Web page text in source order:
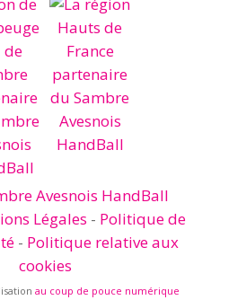
Avesnois HandBall
Légales - Politique de
- Politique relative aux
cookies
au coup de pouce numérique